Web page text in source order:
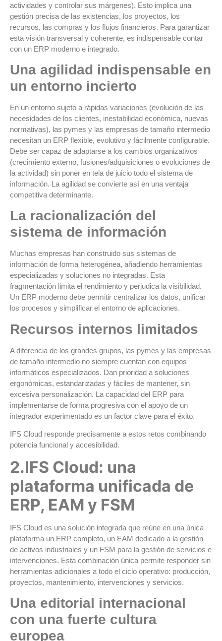
actividades y controlar sus márgenes). Esto implica una
gestión precisa de las existencias, los proyectos, los
recursos, las compras y los flujos financieros. Para garantizar
esta visión transversal y coherente, es indispensable contar
con un ERP moderno e integrado.
Una agilidad indispensable en
un entorno incierto
En un entorno sujeto a rápidas variaciones (evolución de las
necesidades de los clientes, inestabilidad económica, nuevas
normativas), las pymes y las empresas de tamaño intermedio
necesitan un ERP flexible, evolutivo y fácilmente configurable.
Debe ser capaz de adaptarse a los cambios organizativos
(crecimiento externo, fusiones/adquisiciones o evoluciones de
la actividad) sin poner en tela de juicio todo el sistema de
información. La agilidad se convierte así en una ventaja
competitiva determinante.
La racionalización del
sistema de información
Muchas empresas han construido sus sistemas de
información de forma heterogénea, añadiendo herramientas
especializadas y soluciones no integradas. Esta
fragmentación limita el rendimiento y perjudica la visibilidad.
Un ERP moderno debe permitir centralizar los datos, unificar
los procesos y simplificar el entorno de aplicaciones.
Recursos internos limitados
A diferencia de los grandes grupos, las pymes y las empresas
de tamaño intermedio no siempre cuentan con equipos
informáticos especializados. Dan prioridad a soluciones
ergonómicas, estandarizadas y fáciles de mantener, sin
excesiva personalización. La capacidad del ERP para
implementarse de forma progresiva con el apoyo de un
integrador experimentado es un factor clave para el éxito.
IFS Cloud responde precisamente a estos retos combinando
potencia funcional y accesibilidad.
2.IFS Cloud: una
plataforma unificada de
ERP, EAM y FSM
IFS Cloud es una solución integrada que reúne en una única
plataforma un ERP completo, un EAM dedicado a la gestión
de activos industriales y un FSM para la gestión de servicios e
intervenciones. Esta combinación única permite responder sin
herramientas adicionales a todo el ciclo operativo: producción,
proyectos, mantenimiento, intervenciones y servicios.
Una editorial internacional
con una fuerte cultura
europea